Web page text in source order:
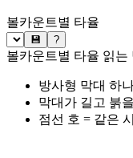
볼카운트별 타율
💾 ?
볼카운트별 타율 읽는
방사형 막대 하
막대가 길고 붉
점선 호 = 같은